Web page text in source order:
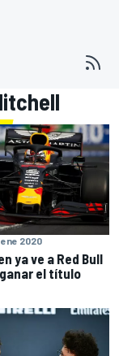
ene 2020
ya ve a Red Bull
el título